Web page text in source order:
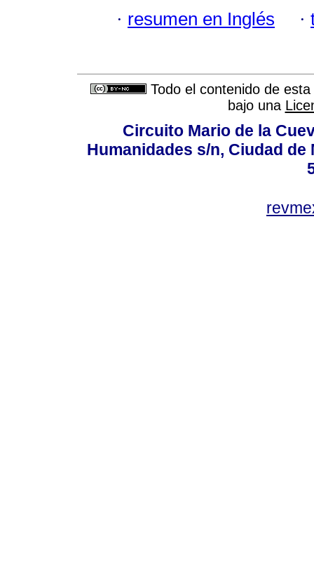
· resumen en Inglés ·
Todo el contenido de
bajo una
Circuito Mario de la
Humanidades s/n, Ciudad de